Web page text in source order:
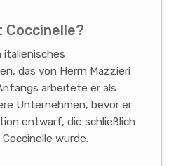
Coccinelle?
italienisches
das von Herrn Mazzieri
arbeitete er als
Unternehmen, bevor er
entwarf, die schließlich
wurde.